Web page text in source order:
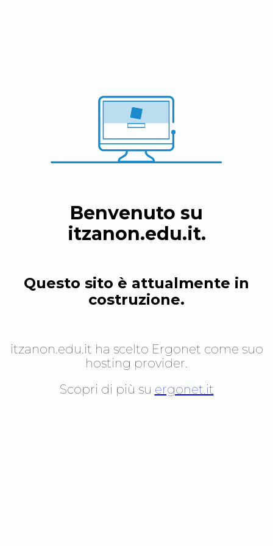
Benvenuto su
itzanon.edu.it.
Questo sito è attualmente in
costruzione.
itzanon.edu.it ha scelto Ergonet come suo
hosting provider.
Scopri di più su ergonet.it